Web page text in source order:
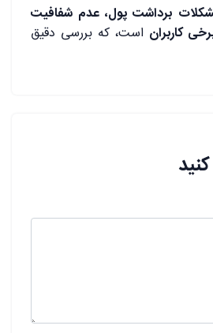
برداشت پول، عدم شفافیت
کاربران است، که بررسی دقیق